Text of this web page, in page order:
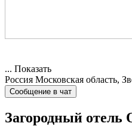
... Показать
Россия Московская область,
Сообщение в чат
Загородный